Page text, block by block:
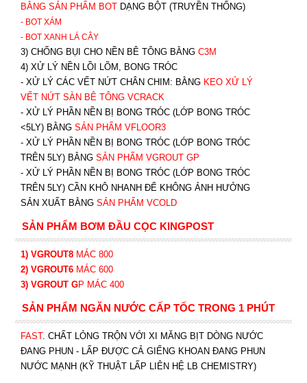
BẰNG SẢN PHẨM BOTDẠNG BỘT (TRUYỀN THỐNG)
- BOT XÁM
- BOT XANH LÁ CÂY
3) CHỐNG BỤI CHO NỀN BÊ TÔNG BẰNG C3M
4) XỬ LÝ NỀN LỒI LÕM, BONG TRÓC
- XỬ LÝ CÁC VẾT NỨT CHÂN CHIM: BẰNG KEO XỬ LÝ
VẾT NỨT SÀN BÊ TÔNG VCRACK
- XỬ LÝ PHẦN NỀN BỊ BONG TRÓC (LỚP BONG TRÓC
<5LY) BẰNG SẢN PHẨM VFLOOR3
- XỬ LÝ PHẦN NỀN BỊ BONG TRÓC (LỚP BONG TRÓC
TRÊN 5LY) BẰNG SẢN PHẨM VGROUT GP
- XỬ LÝ PHẦN NỀN BỊ BONG TRÓC (LỚP BONG TRÓC
TRÊN 5LY) CẦN KHÔ NHANH ĐỂ KHÔNG ẢNH HƯỞNG
SẢN XUẤT BẰNG SẢN PHẨM VCOLD
SẢN PHẨM BƠM ĐẦU CỌC KINGPOST
1) VGROUT8 MÁC 800
2) VGROUT6MÁC 600
3) VGROUT GP MÁC 400
SẢN PHẨM NGĂN NƯỚC CẤP TỐC TRONG 1 PHÚT
FAST. CHẤT LỎNG TRỘN VỚI XI MĂNG BỊT DÒNG NƯỚC
ĐANG PHUN - LẤP ĐƯỢC CẢ GIẾNG KHOAN ĐANG PHUN
NƯỚC MẠNH (KỸ THUẬT LẤP LIÊN HỆ LB CHEMISTRY)